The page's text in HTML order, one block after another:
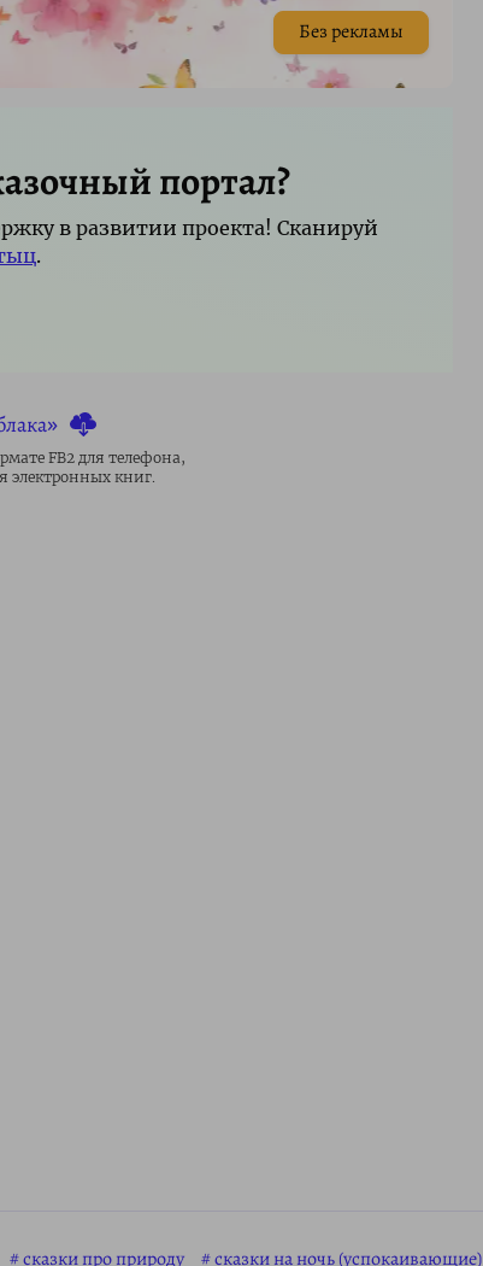
Без рекламы
портал?
в развитии проекта! Сканируй
.
FB2 для телефона,
электронных книг.
сказки про природу сказки на ночь (успокаивающие)